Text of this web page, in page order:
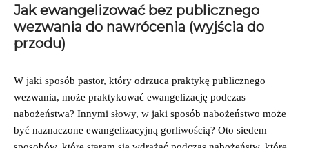
Jak ewangelizować bez publicznego
wezwania do nawrócenia (wyjścia do
przodu)
W jaki sposób pastor, który odrzuca praktykę publicznego
wezwania, może praktykować ewangelizację podczas
nabożeństwa? Innymi słowy, w jaki sposób nabożeństwo może
być naznaczone ewangelizacyjną gorliwością? Oto siedem